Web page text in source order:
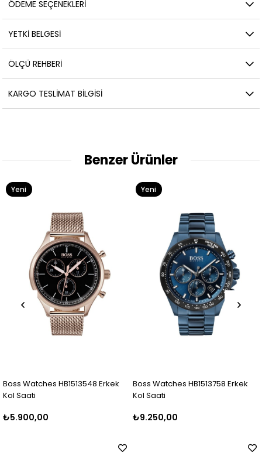
ÖDEME SEÇENEKLERI
YETKİ BELGESİ
ÖLÇÜ REHBERI
KARGO TESLIMAT BILGISI
Benzer Ürünler
Erkek
Boss Watches HB1513758 Erkek
Boss Watches